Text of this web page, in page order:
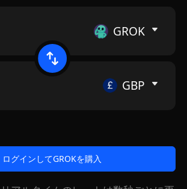
GROK
GBP
ログインしてGROKを購入